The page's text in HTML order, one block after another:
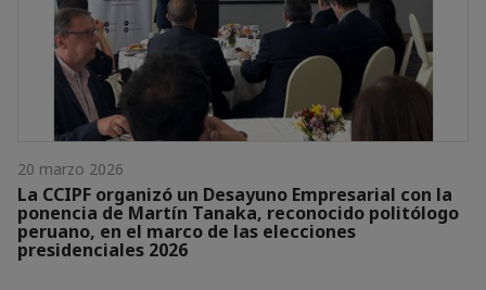
20 marzo 2026
La CCIPF organizó un Desayuno Empresarial con la
ponencia de Martín Tanaka, reconocido politólogo
peruano, en el marco de las elecciones
presidenciales 2026